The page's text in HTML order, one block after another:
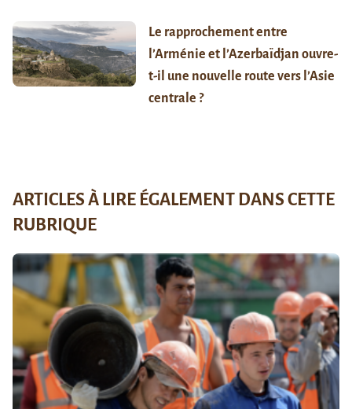
Le rapprochement entre
l’Arménie et l’Azerbaïdjan ouvre-
t-il une nouvelle route vers l’Asie
centrale ?
ARTICLES À LIRE ÉGALEMENT DANS CETTE
RUBRIQUE